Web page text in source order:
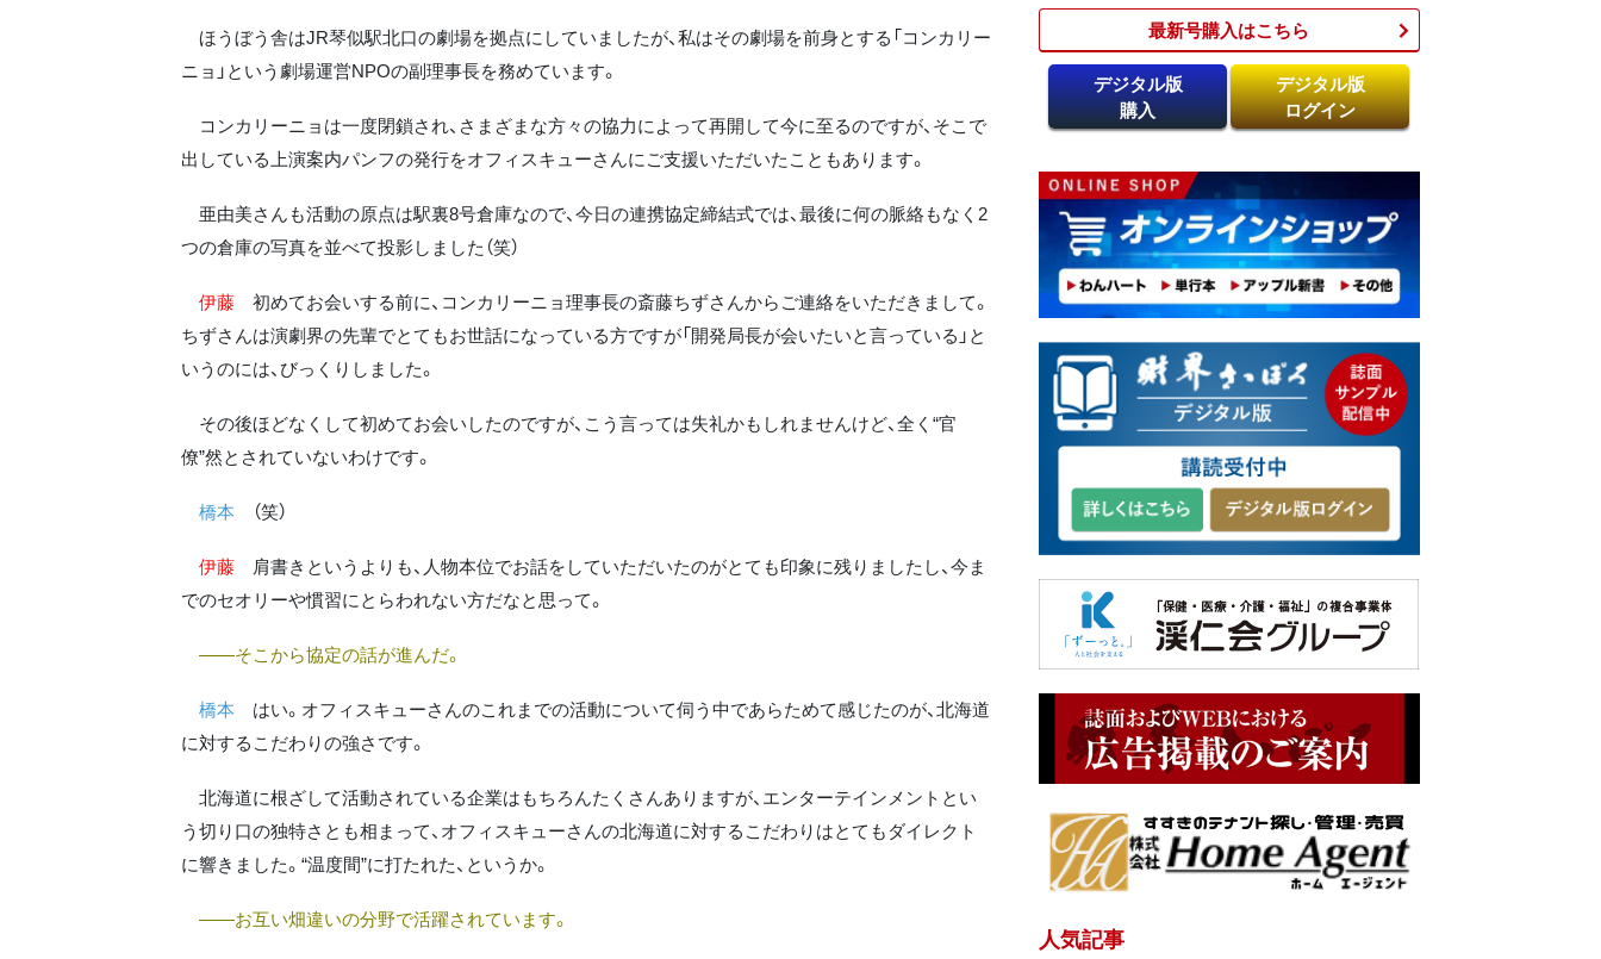
ほうぼう舎はJR琴似駅北口の劇場を拠点にしていましたが、私はその劇場を前身とする「コンカリー
ニョ」という劇場運営NPOの副理事長を務めています。
コンカリーニョは一度閉鎖され、さまざまな方々の協力によって再開して今に至るのですが、そこで
出している上演案内パンフの発行をオフィスキューさんにご支援いただいたこともあります。
亜由美さんも活動の原点は駅裏8号倉庫なので、今日の連携協定締結式では、最後に何の脈絡もなく2
つの倉庫の写真を並べて投影しました（笑）
伊藤 初めてお会いする前に、コンカリーニョ理事長の斎藤ちずさんからご連絡をいただきまして。
ちずさんは演劇界の先輩でとてもお世話になっている方ですが「開発局長が会いたいと言っている」と
いうのには、びっくりしました。
その後ほどなくして初めてお会いしたのですが、こう言っては失礼かもしれませんけど、全く“官
僚”然とされていないわけです。
橋本 （笑）
伊藤 肩書きというよりも、人物本位でお話をしていただいたのがとても印象に残りましたし、今ま
でのセオリーや慣習にとらわれない方だなと思って。
――そこから協定の話が進んだ。
橋本 はい。オフィスキューさんのこれまでの活動について伺う中であらためて感じたのが、北海道
に対するこだわりの強さです。
北海道に根ざして活動されている企業はもちろんたくさんありますが、エンターテインメントとい
う切り口の独特さとも相まって、オフィスキューさんの北海道に対するこだわりはとてもダイレクト
に響きました。“温度間”に打たれた、というか。
――お互い畑違いの分野で活躍されています。
最新号購入はこちら​
デジタル版
購入
デジタル版
ログイン
人気記事